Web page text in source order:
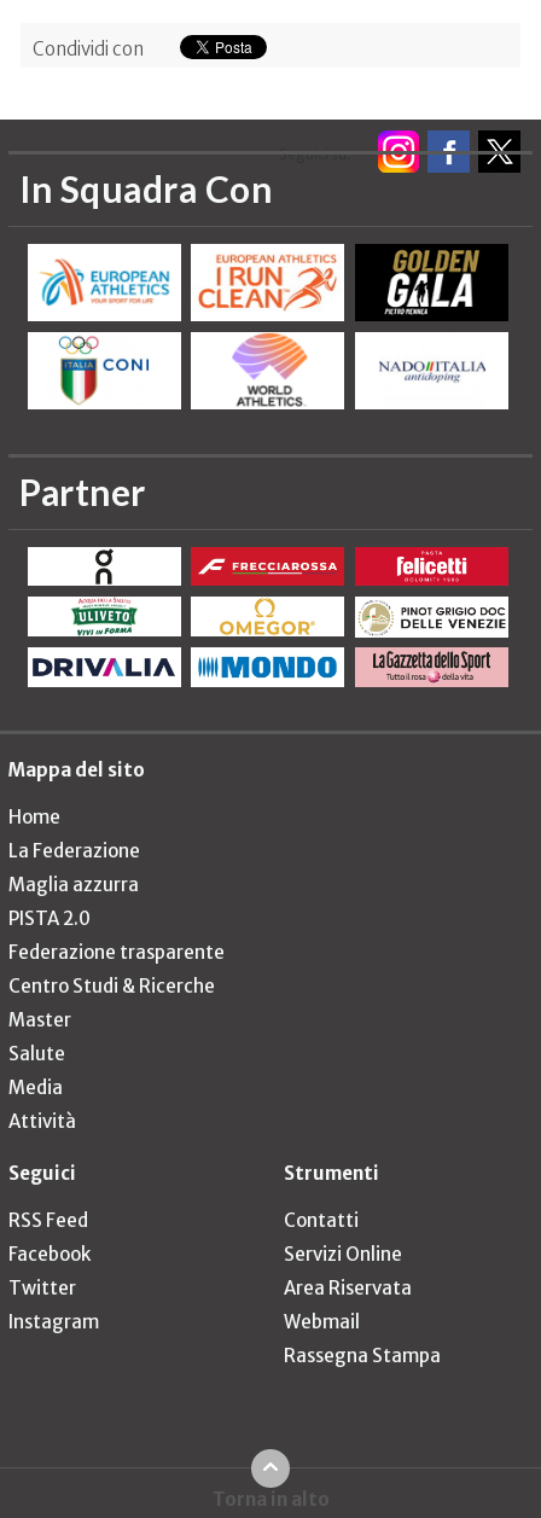
Condividi con
Seguici su:
In Squadra Con
Partner
Mappa del sito
Home
La Federazione
Maglia azzurra
PISTA 2.0
Federazione trasparente
Centro Studi & Ricerche
Master
Salute
Media
Attività
Seguici
RSS Feed
Facebook
Twitter
Instagram
Strumenti
Contatti
Servizi Online
Area Riservata
Webmail
Rassegna Stampa
Torna in alto